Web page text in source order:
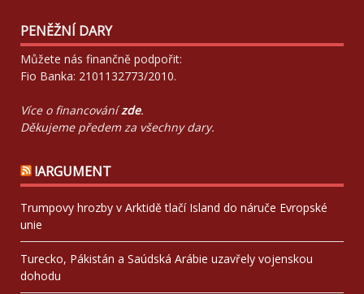
PENĚŽNÍ DARY
Můžete nás finančně podpořit:
Fio Banka: 2101132773/2010.
Více o financovánízde.
Děkujeme předem za všechny dary.
!ARGUMENT
Trumpovy hrozby v Arktidě tlačí Island do náruče Evropské
unie
Turecko, Pákistán a Saúdská Arábie uzavřely vojenskou
dohodu